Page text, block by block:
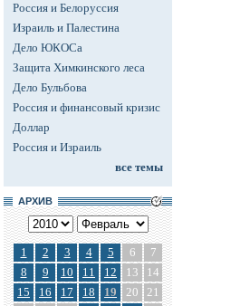
Россия и Белоруссия
Израиль и Палестина
Дело ЮКОСа
Защита Химкинского леса
Дело Бульбова
Россия и финансовый кризис
Доллар
Россия и Израиль
все темы
АРХИВ
1 2 3 4 5 6
7
8
9 10 11 12 13
14
15
16 17 18 19 20
21